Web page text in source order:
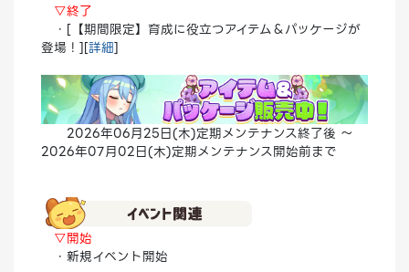
▽終了
・[【期間限定】育成に役立つアイテム＆パッケージが
登場！][詳細]
2026年06月25日(木)定期メンテナンス終了後 ～
2026年07月02日(木)定期メンテナンス開始前まで
▽開始
・新規イベント開始